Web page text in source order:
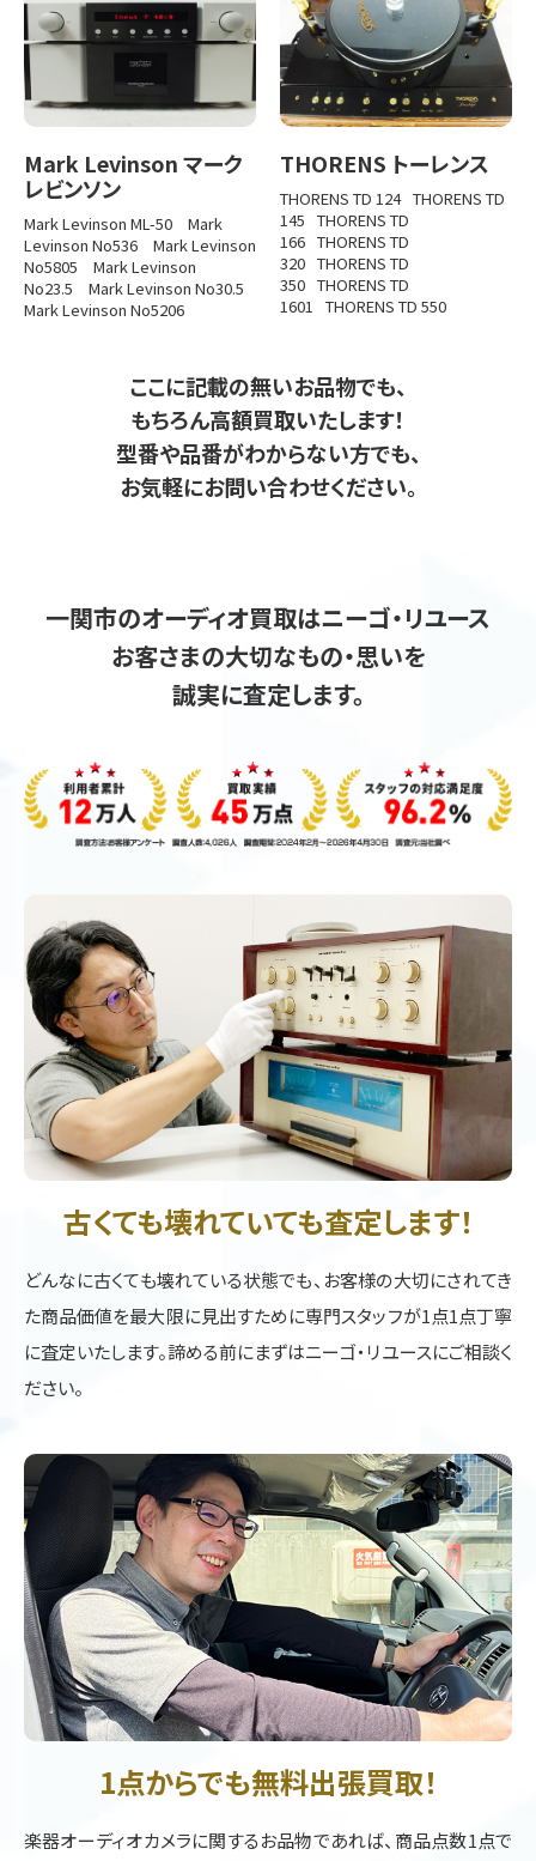
Mark Levinson マーク
レビンソン
Mark Levinson ML-50
Mark
Levinson No536
Mark Levinson
No5805
Mark Levinson
No23.5
Mark Levinson No30.5
Mark Levinson No5206
THORENS トーレンス
THORENS TD 124 THORENS TD
145 THORENS TD
166 THORENS TD
320 THORENS TD
350 THORENS TD
1601 THORENS TD 550
ここに記載の無いお品物でも、
もちろん高額買取いたします！
型番や品番がわからない方でも、
お気軽にお問い合わせください。
一関市のオーディオ買取はニーゴ・リユース
お客さまの大切なもの・思いを
誠実に査定します。
古くても壊れていても査定します！
どんなに古くても壊れている状態でも、お客様の大切にされてき
た商品価値を最大限に見出すために専門スタッフが1点1点丁寧
に査定いたします。諦める前にまずはニーゴ・リユースにご相談く
ださい。
1点からでも無料出張買取！
楽器オーディオカメラに関するお品物であれば、商品点数1点で